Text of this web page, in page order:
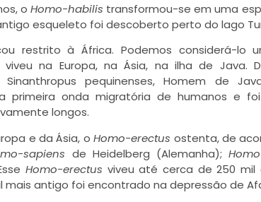
o Homo-habilis transformou-se em uma
esqueleto foi descoberto perto do lago
restrito à África. Podemos considerá-lo
viveu na Europa, na Ásia, na ilha de Java.
Sinanthropus pequinenses, Homem de
primeira onda migratória de humanos e
longos.
e da Ásia, oHomo-erectus ostenta, de
sapiens de Heidelberg (Alemanha);
Homo-erectus viveu até cerca de 250
mais antigo foi encontrado na depressão de